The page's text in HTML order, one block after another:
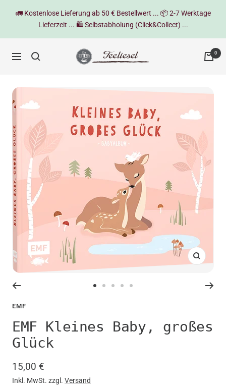
🚛 Kostenlose Lieferung ab 50 € Bestellwert ... 📦 2-7 Werktage
Lieferzeit ... 🛍️ Selbstabholung (Click&Collect) ...
Navigation
Teeliesel 0
Zoom
gehengehengehen
gehen
gehen
EMF
EMF Kleines Baby, großes
Glück
Angebotspreis
15,00 €
Inkl. MwSt. zzgl. Versand